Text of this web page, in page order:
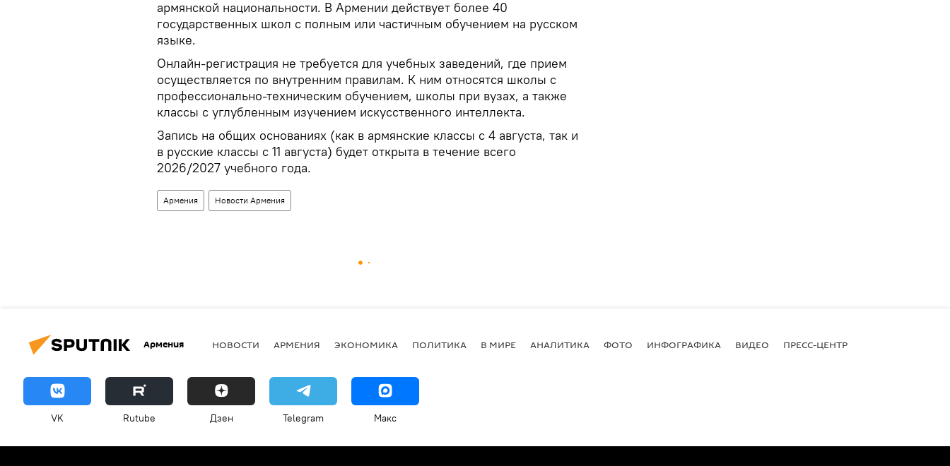
армянской национальности. В Армении действует более 40
государственных школ с полным или частичным обучением на русском
языке.
Онлайн-регистрация не требуется для учебных заведений, где прием
осуществляется по внутренним правилам. К ним относятся школы с
профессионально-техническим обучением, школы при вузах, а также
классы с углубленным изучением искусственного интеллекта.
Запись на общих основаниях (как в армянские классы с 4 августа, так и
в русские классы с 11 августа) будет открыта в течение всего
2026/2027 учебного года.
Армения Новости Армения
Армения НОВОСТИ АРМЕНИЯ ЭКОНОМИКА ПОЛИТИКА В МИРЕ АНАЛИТИКА ФОТО ИНФОГРАФИКА ВИДЕО ПРЕСС-ЦЕНТР
VK Rutube Дзен Telegram Макс